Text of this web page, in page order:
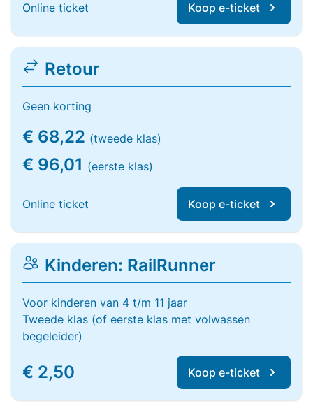
Online ticket Koop e-ticket
Retour
Geen korting
€ 68,22 (tweede klas)
€ 96,01 (eerste klas)
Online ticket Koop e-ticket
Kinderen: RailRunner
Voor kinderen van 4 t/m 11 jaar
Tweede klas (of eerste klas met volwassen
begeleider)
€ 2,50 Koop e-ticket